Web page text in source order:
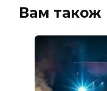
Вам також